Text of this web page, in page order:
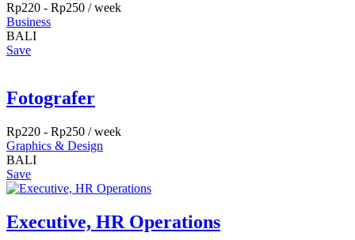
Rp220 - Rp250 / week
Business
BALI
Save
Fotografer
Rp220 - Rp250 / week
Graphics & Design
BALI
Save
Executive, HR Operations